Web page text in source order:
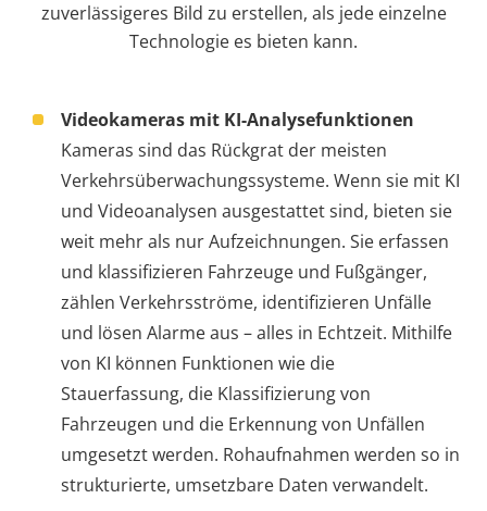
zuverlässigeres Bild zu erstellen, als jede einzelne
Technologie es bieten kann.
Videokameras mit KI-Analysefunktionen
Kameras sind das Rückgrat der meisten
Verkehrsüberwachungssysteme. Wenn sie mit KI
und Videoanalysen ausgestattet sind, bieten sie
weit mehr als nur Aufzeichnungen. Sie erfassen
und klassifizieren Fahrzeuge und Fußgänger,
zählen Verkehrsströme, identifizieren Unfälle
und lösen Alarme aus – alles in Echtzeit. Mithilfe
von KI können Funktionen wie die
Stauerfassung, die Klassifizierung von
Fahrzeugen und die Erkennung von Unfällen
umgesetzt werden. Rohaufnahmen werden so in
strukturierte, umsetzbare Daten verwandelt.